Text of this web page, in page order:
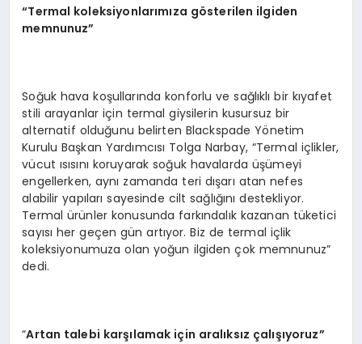
“Termal koleksiyonlarımıza gösterilen ilgiden
memnunuz”
Soğuk hava koşullarında konforlu ve sağlıklı bir kıyafet
stili arayanlar için termal giysilerin kusursuz bir
alternatif olduğunu belirten Blackspade Yönetim
Kurulu Başkan Yardımcısı Tolga Narbay, “Termal içlikler,
vücut ısısını koruyarak soğuk havalarda üşümeyi
engellerken, aynı zamanda teri dışarı atan nefes
alabilir yapıları sayesinde cilt sağlığını destekliyor.
Termal ürünler konusunda farkındalık kazanan tüketici
sayısı her geçen gün artıyor. Biz de termal içlik
koleksiyonumuza olan yoğun ilgiden çok memnunuz”
dedi.
“Artan talebi karşılamak için aralıksız çalışıyoruz”